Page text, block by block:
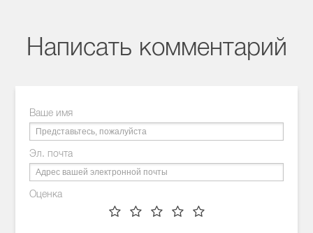
Написать комментарий
Ваше имя
Эл. почта
Оценка